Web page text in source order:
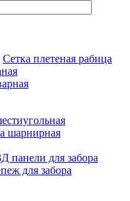
Сетка плетеная рабица
шарнирная
панели для забора
для забора